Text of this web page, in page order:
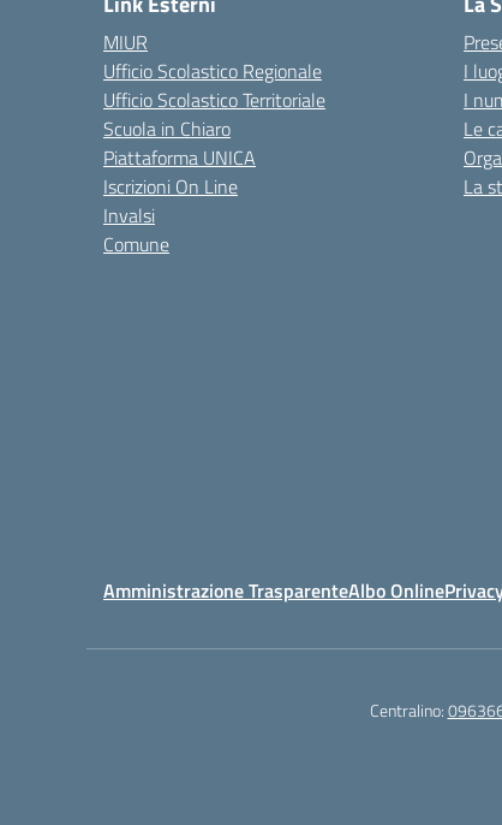
MIUR
Ufficio Scolastico Regionale
Ufficio Scolastico Territoriale
Scuola in Chiaro
Piattaforma UNICA
Iscrizioni On Line
Invalsi
Comune
I
I
Le
La
Amministrazione TrasparenteAlbo Online
Centralino: